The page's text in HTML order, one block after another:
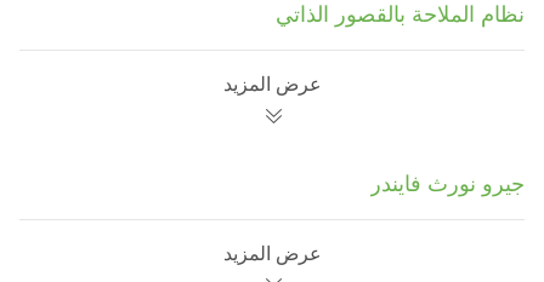
نظام الملاحة بالقصور الذاتي
عرض المزيد
جيرو نورث فايندر
عرض المزيد